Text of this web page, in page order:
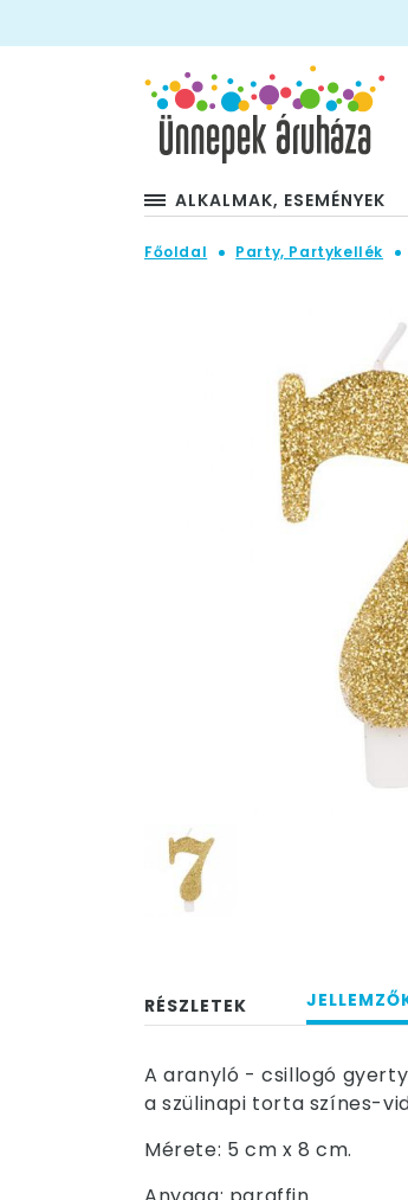
ALKALMAK, ESEMÉNYEK
Főoldal Party, Partykellék
RÉSZLETEK
A aranyló - csillogó
a szülinapi torta színes-
Mérete: 5 cm x 8 cm.